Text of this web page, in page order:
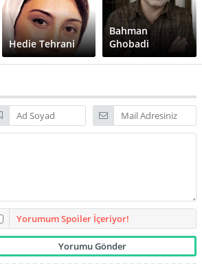
Hedie Tehrani
Bahman
Ghobadi
Yorumum Spoiler İçeriyor!